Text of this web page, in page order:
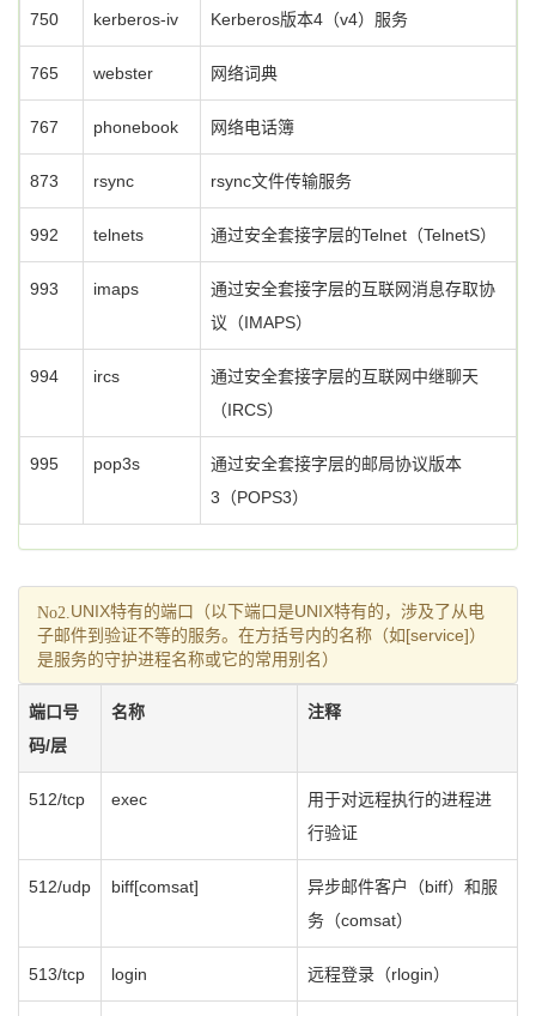
750 kerberos-iv Kerberos版本4（v4）服务
765 webster 网络词典
767 phonebook 网络电话簿
873 rsync rsync文件传输服务
992 telnets 通过安全套接字层的Telnet（TelnetS）
993 imaps
通过安全套接字层的互联网消息存取协
议（IMAPS）
994 ircs
通过安全套接字层的互联网中继聊天
（IRCS）
995 pop3s
通过安全套接字层的邮局协议版本
3（POPS3）
No2. UNIX特有的端口（以下端口是UNIX特有的，涉及了从电
子邮件到验证不等的服务。在方括号内的名称（如[service]）
是服务的守护进程名称或它的常用别名）
端口号
码/层
名称 注释
512/tcp exec
用于对远程执行的进程进
行验证
512/udp biff[comsat]
异步邮件客户（biff）和服
务（comsat）
513/tcp login 远程登录（rlogin）